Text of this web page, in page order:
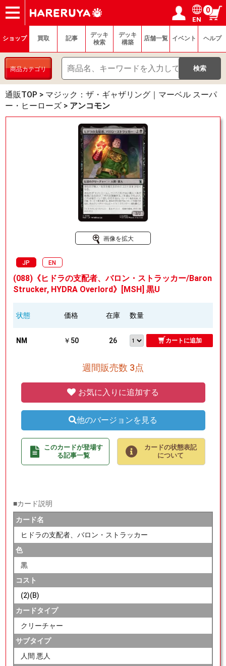
ショップ
買取
記事
デッキ検索
デッキ構築
選手一覧
店舗一覧
イベント
ヘルプ
お問い合わせ ログイン／会員登録
マイページ
EN
0
ショップ 買取 記事
デッキ
検索
デッキ
構築
店舗一覧 イベント ヘルプ
商品カテゴリ
通販TOP > マジック：ザ・ギャザリング｜マーベル スーパ
ー・ヒーローズ > アンコモン
画像を拡大
JP EN
(088)《ヒドラの支配者、バロン・ストラッカー/Baron
Strucker, HYDRA Overlord》[MSH] 黒U
状態 価格 在庫 数量
NM ￥50 26 カートに追加
週間販売数 3点
お気に入りに追加する
他のバージョンを見る
このカードが登場す
る記事一覧
カードの状態表記
について
■カード説明
カード名
ヒドラの支配者、バロン・ストラッカー
色
黒
コスト
(2)(B)
カードタイプ
クリーチャー
サブタイプ
人間 悪人